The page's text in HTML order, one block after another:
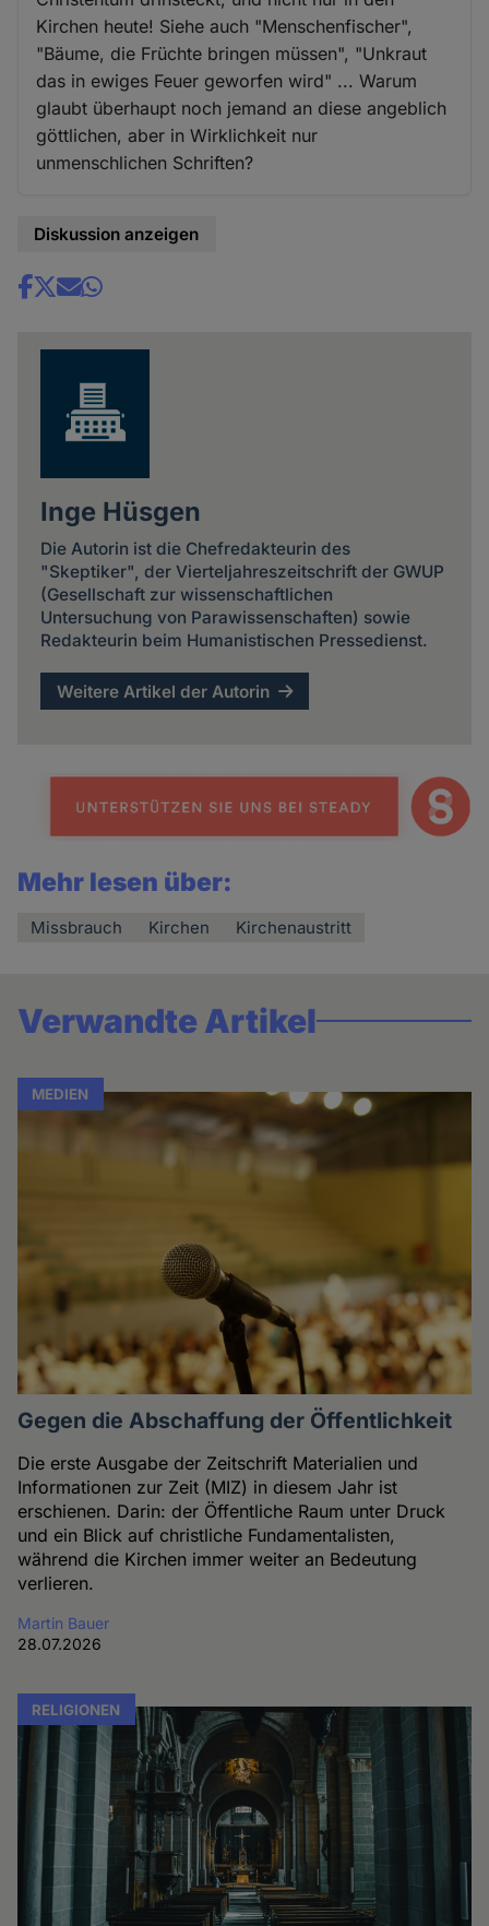
Kirchen heute! Siehe auch "Menschenfischer",
"Bäume, die Früchte bringen müssen", "Unkraut
das in ewiges Feuer geworfen wird" ... Warum
glaubt überhaupt noch jemand an diese angeblich
göttlichen, aber in Wirklichkeit nur
unmenschlichen Schriften?
Diskussion anzeigen
Share
Inge Hüsgen
Die Autorin ist die Chefredakteurin des
"Skeptiker", der Vierteljahreszeitschrift der GWUP
(Gesellschaft zur wissenschaftlichen
Untersuchung von Parawissenschaften) sowie
Redakteurin beim Humanistischen Pressedienst.
Weitere Artikel der Autorin
Mehr lesen über:
Missbrauch Kirchen Kirchenaustritt
Verwandte Artikel
MEDIEN
Gegen die Abschaffung der Öffentlichkeit
Die erste Ausgabe der Zeitschrift Materialien und
Informationen zur Zeit (MIZ) in diesem Jahr ist
erschienen. Darin: der Öffentliche Raum unter Druck
und ein Blick auf christliche Fundamentalisten,
während die Kirchen immer weiter an Bedeutung
verlieren.
Martin Bauer
28.07.2026
RELIGIONEN